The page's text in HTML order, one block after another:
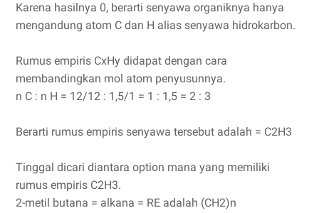
Karena hasilnya 0, berarti senyawa organiknya hanya
mengandung atom C dan H alias senyawa hidrokarbon.
Rumus empiris CxHy didapat dengan cara
membandingkan mol atom penyusunnya.
n C : n H = 12/12 : 1,5/1 = 1 : 1,5 = 2 : 3
Berarti rumus empiris senyawa tersebut adalah = C2H3
Tinggal dicari diantara option mana yang memiliki
rumus empiris C2H3.
2-metil butana = alkana = RE adalah (CH2)n